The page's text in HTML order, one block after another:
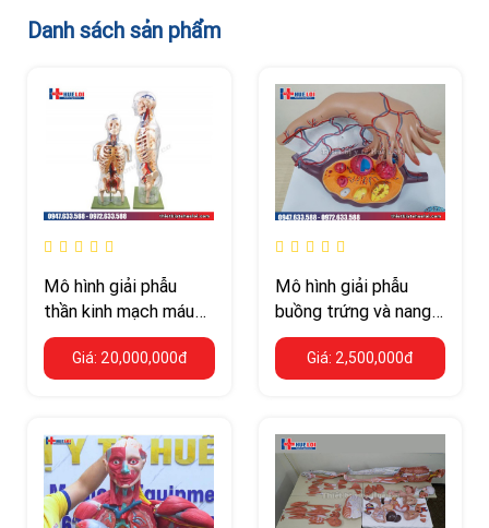
Danh sách sản phẩm
Mô hình giải phẫu
thần kinh mạch máu
thân trên
Giá: 20,000,000đ
Mô hình giải phẫu
buồng trứng và nang
trứng
Giá: 2,500,000đ